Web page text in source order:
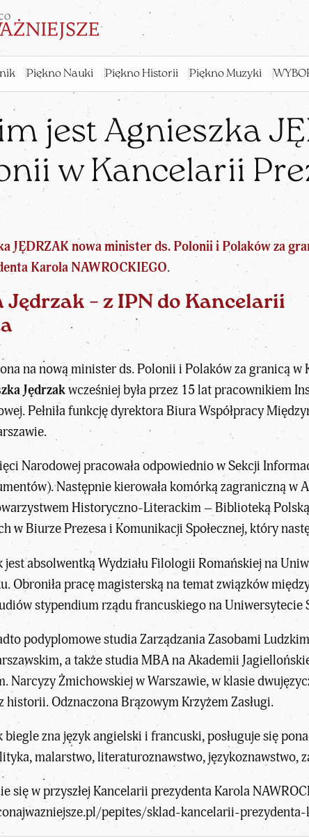
Piękno Nauki Piękno Historii Piękno Muzyki
jest Agnieszka
w Kancelarii
JĘDRZAK nowa minister ds. Polonii i Polaków za
Karola NAWROCKIEGO.
Jędrzak – z IPN do Kancelarii
na nową minister ds. Polonii i Polaków za granicą w
Jędrzakwcześniej była przez 15 lat pracownikiem
Pełniła funkcję dyrektora Biura Współpracy
Narodowejpracowała odpowiednio w Sekcji
Następnie kierowała komórką zagraniczną w
Historyczno-Literackim – Biblioteką
w Biurze Prezesa i Komunikacji Społecznej, który
jest absolwentką Wydziału Filologii Romańskiej na
Obroniła pracę magisterską na temat związków
stypendium rządu francuskiego na Uniwersytecie
podyplomowe studia Zarządzania Zasobami
a także studia MBA na Akademii
Narcyzy Żmichowskiej w Warszawie, w klasie
historii. Odznaczona Brązowym Krzyżem Zasługi.
biegle zna język angielski i francuski, posługuje się
malarstwo, literaturoznawstwo, językoznawstwo,
się w przyszłej Kancelarii prezydenta Karola
pepites/sklad-kancelarii-